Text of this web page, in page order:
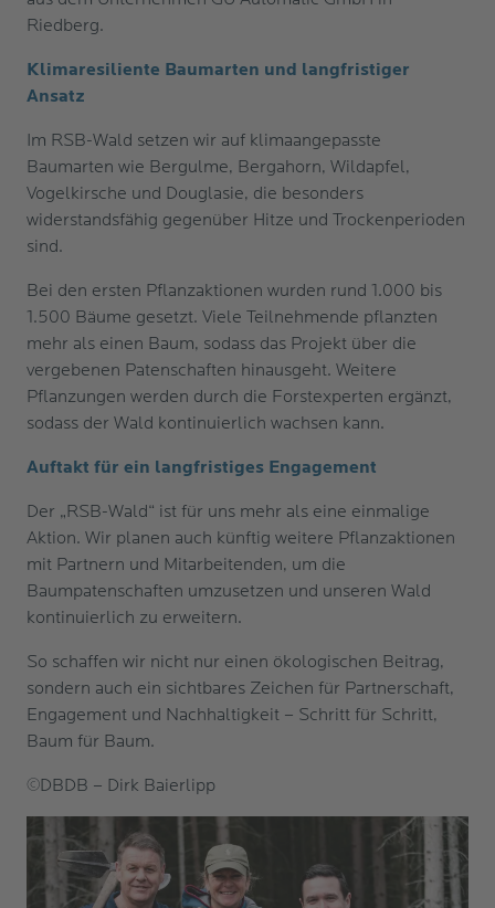
Riedberg.
Klimaresiliente Baumarten und langfristiger
Ansatz
Im RSB-Wald setzen wir auf klimaangepasste
Baumarten wie Bergulme, Bergahorn, Wildapfel,
Vogelkirsche und Douglasie, die besonders
widerstandsfähig gegenüber Hitze und Trockenperioden
sind.
Bei den ersten Pflanzaktionen wurden rund 1.000 bis
1.500 Bäume gesetzt. Viele Teilnehmende pflanzten
mehr als einen Baum, sodass das Projekt über die
vergebenen Patenschaften hinausgeht. Weitere
Pflanzungen werden durch die Forstexperten ergänzt,
sodass der Wald kontinuierlich wachsen kann.
Auftakt für ein langfristiges Engagement
Der „RSB-Wald“ ist für uns mehr als eine einmalige
Aktion. Wir planen auch künftig weitere Pflanzaktionen
mit Partnern und Mitarbeitenden, um die
Baumpatenschaften umzusetzen und unseren Wald
kontinuierlich zu erweitern.
So schaffen wir nicht nur einen ökologischen Beitrag,
sondern auch ein sichtbares Zeichen für Partnerschaft,
Engagement und Nachhaltigkeit – Schritt für Schritt,
Baum für Baum.
©DBDB – Dirk Baierlipp